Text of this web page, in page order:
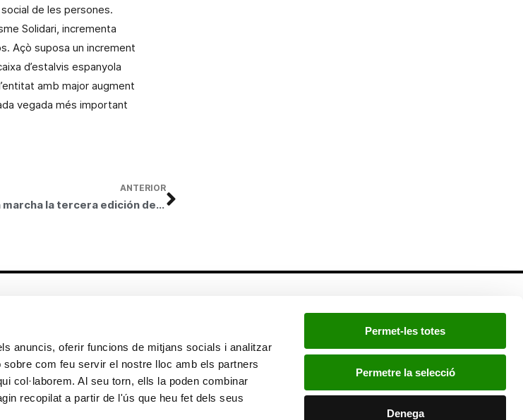
anuncis, oferir funcions de mitjans socials i analitzar
com feu servir el nostre lloc amb els partners
col·laborem. Al seu torn, ells la poden combinar
recopilat a partir de l'ús que heu fet dels seus
Permet-les totes
Permetre la selecció
Denega
de les persones.
Solidari, incrementa
Açò suposa un increment
d’estalvis espanyola
amb major augment
vegada més important
ANTERIOR
Ya está en marcha la tercera edición de turismo solidario de Bancaja
d’imatges de la col·lecció
Publicacions
Si quieres estar a la última, inscríbete a nuestra
newsletter:
política de privacidad